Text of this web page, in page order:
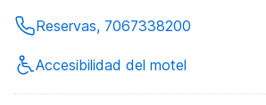
Reservas, 7067338200
Accesibilidad del motel